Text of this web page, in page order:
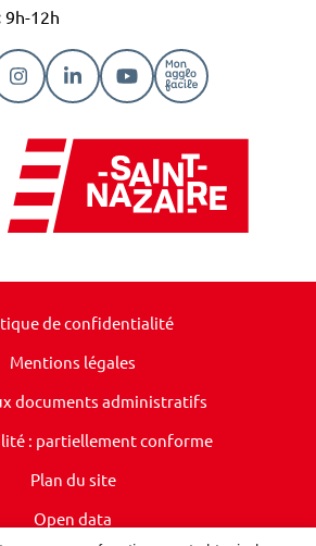
9h-12h
le compte Facebook
Lien vers le compte Instagram
Lien vers le compte
Lien vers la chaîne
Lien vers la
de confidentialité
Mentions légales
documents administratifs
: partiellement conforme
Plan du site
Open data